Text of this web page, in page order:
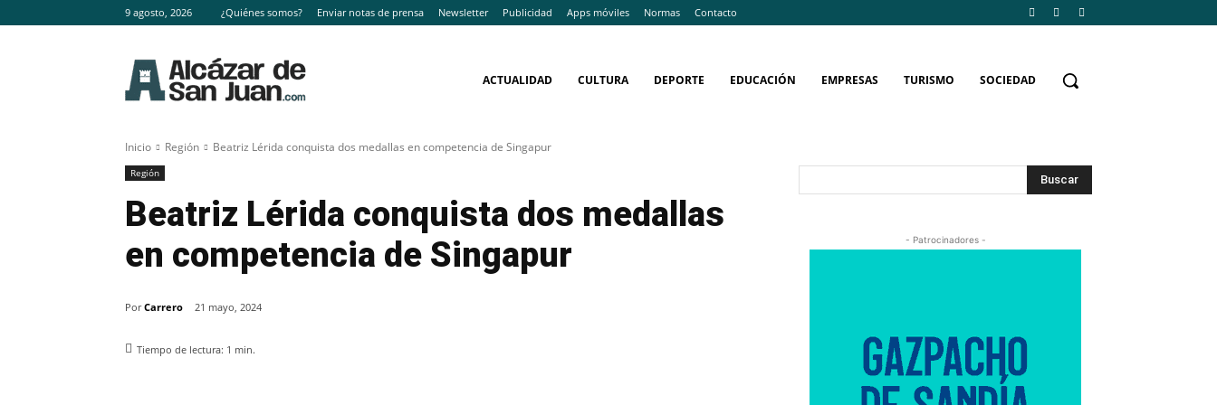
9 agosto, 2026 ¿Quiénes somos? Enviar notas de prensa Newsletter Publicidad Apps móviles Normas Contacto
ACTUALIDAD CULTURA DEPORTE EDUCACIÓN EMPRESAS TURISMO SOCIEDAD
Inicio Región Beatriz Lérida conquista dos medallas en competencia de Singapur
Región
Beatriz Lérida conquista dos medallas
en competencia de Singapur
Por Carrero 21 mayo, 2024
Tiempo de lectura: 1 min.
Buscar
- Patrocinadores -